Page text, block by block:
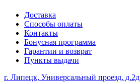
Доставка
Способы оплаты
Контакты
Бонусная программа
Гарантии и возврат
Пункты выдачи
г. Липецк, Универсальный проезд, д.2д